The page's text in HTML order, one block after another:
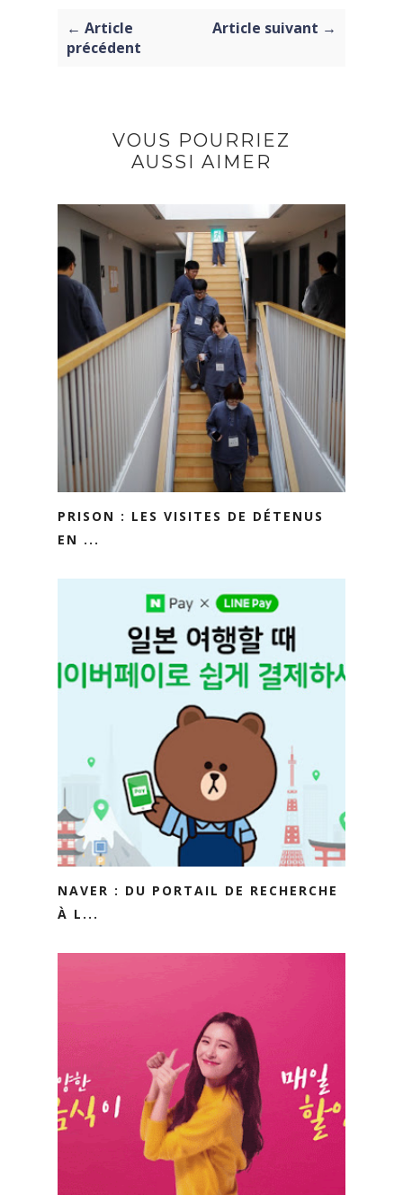
← Article
précédent
Article suivant →
VOUS POURRIEZ
AUSSI AIMER
PRISON : LES VISITES DE DÉTENUS
EN ...
NAVER : DU PORTAIL DE RECHERCHE
À L...